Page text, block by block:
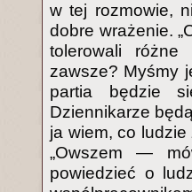
w tej rozmowie,
dobre wrażenie.
tolerowali
zawsze? Myśmy
partia będzie
Dziennikarze
ja wiem, co ludzie
„Owszem —
powiedzieć o